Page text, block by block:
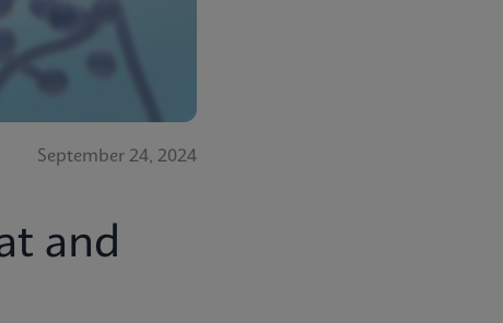
September 24, 2024
and